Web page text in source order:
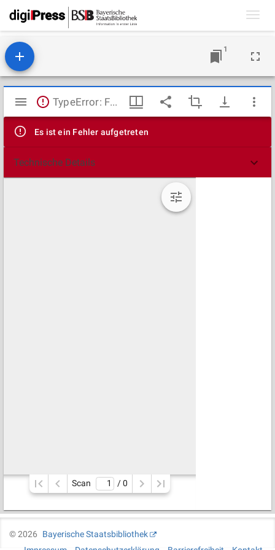
1
Mirador
Viewer
TypeError: Failed to fetch
Es ist ein Fehler aufgetreten
Technische Details
Scan / 0
©2026
Bayerische Staatsbibliothek